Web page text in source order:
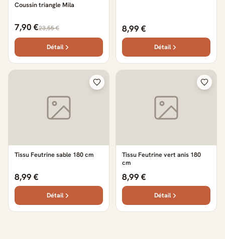
Coussin triangle Mila
7,90 €23,55 €
Détail
8,99 €
Détail
Tissu Feutrine sable 180 cm
8,99 €
Détail
Tissu Feutrine vert anis 180
cm
8,99 €
Détail